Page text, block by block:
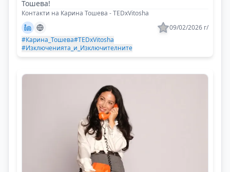
Тошева!
Контакти на Карина Тошева - TEDxVitosha
09/02/2026 г/
#Карина_Тошева#TEDxVitosha
#Изключенията_и_Изключителните